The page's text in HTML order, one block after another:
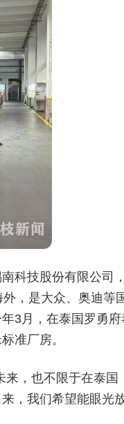
科技股份有限公司，
，是大众、奥迪等
3月，在泰国罗勇府
准厂房。
，也不限于在泰国
，我们希望能眼光